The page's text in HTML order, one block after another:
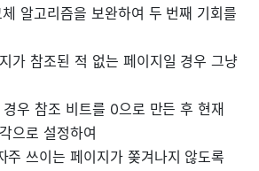
알고리즘을 보완하여 두 번째 기회를
가 참조된 적 없는 페이지일 경우 그냥
우 참조 비트를 0으로 만든 후 현재
으로 설정하여
주 쓰이는 페이지가 쫒겨나지 않도록